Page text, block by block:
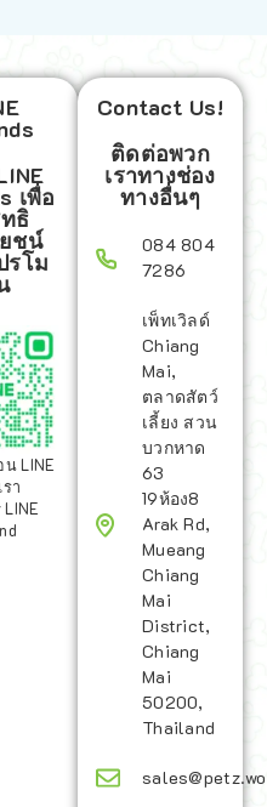
เพื่อ
ธิ
ชน์
รโม
น LINE
า
LINE
Contact Us!
ติดต่อพวก
เราทางช่อง
ทางอื่นๆ
084 804
7286
เพ็ทเวิลด์
Chiang
Mai,
ตลาดสัตว์
เลี้ยง สวน
บวกหาด
63
19ห้อง8
Arak Rd,
Mueang
Chiang
Mai
District,
Chiang
Mai
50200,
Thailand